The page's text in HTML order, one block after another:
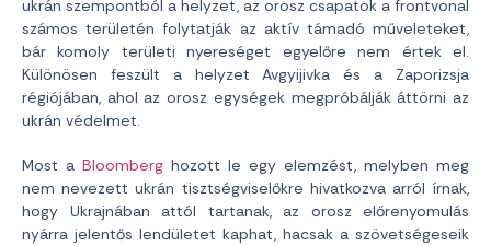
ukrán szempontból a helyzet, az orosz csapatok a frontvonal
számos területén folytatják az aktív támadó műveleteket,
bár komoly területi nyereséget egyelőre nem értek el.
Különösen feszült a helyzet Avgyijivka és a Zaporizsja
régiójában, ahol az orosz egységek megpróbálják áttörni az
ukrán védelmet.
Most a Bloomberg hozott le egy elemzést, melyben meg
nem nevezett ukrán tisztségviselőkre hivatkozva arról írnak,
hogy Ukrajnában attól tartanak, az orosz előrenyomulás
nyárra jelentős lendületet kaphat, hacsak a szövetségeseik